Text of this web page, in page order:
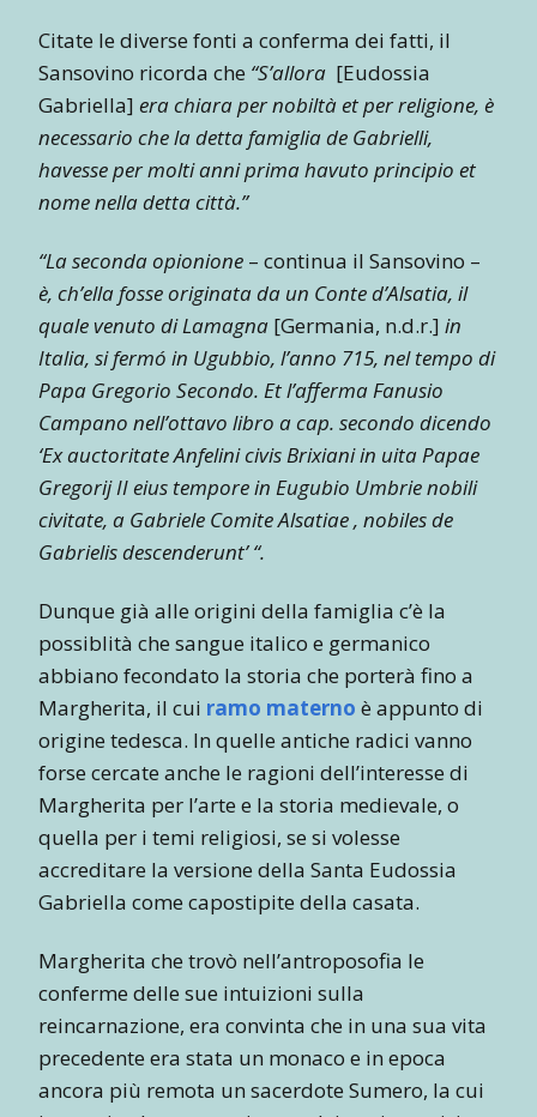
Citate le diverse fonti a conferma dei fatti, il
Sansovino ricorda che “S’allora [Eudossia
Gabriella] era chiara per nobiltà et per religione, è
necessario che la detta famiglia de Gabrielli,
havesse per molti anni prima havuto principio et
nome nella detta città.”
“La seconda opionione – continua il Sansovino –
è, ch’ella fosse originata da un Conte d’Alsatia, il
quale venuto di Lamagna [Germania, n.d.r.] in
Italia, si fermó in Ugubbio, l’anno 715, nel tempo di
Papa Gregorio Secondo. Et l’afferma Fanusio
Campano nell’ottavo libro a cap. secondo dicendo
‘Ex auctoritate Anfelini civis Brixiani in uita Papae
Gregorij II eius tempore in Eugubio Umbrie nobili
civitate, a Gabriele Comite Alsatiae , nobiles de
Gabrielis descenderunt’ “.
Dunque già alle origini della famiglia c’è la
possiblità che sangue italico e germanico
abbiano fecondato la storia che porterà fino a
Margherita, il cui ramo materno è appunto di
origine tedesca. In quelle antiche radici vanno
forse cercate anche le ragioni dell’interesse di
Margherita per l’arte e la storia medievale, o
quella per i temi religiosi, se si volesse
accreditare la versione della Santa Eudossia
Gabriella come capostipite della casata.
Margherita che trovò nell’antroposofia le
conferme delle sue intuizioni sulla
reincarnazione, era convinta che in una sua vita
precedente era stata un monaco e in epoca
ancora più remota un sacerdote Sumero, la cui